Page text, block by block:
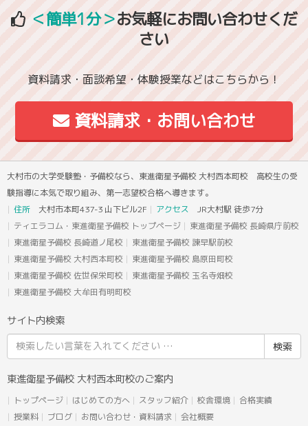
＜簡単1分＞お気軽にお問い合わせくだ
さい
資料請求・面談希望・体験授業などはこちらから！
資料請求・お問い合わせ
大村市の大学受験塾・予備校なら、東進衛星予備校 大村西本町校 高校生の受
験指導に本気で取り組み、第一志望校合格へ導きます。
住所 大村市本町437-3 山下ビル2F アクセス JR大村駅 徒歩7分
ティエラコム・東進衛星予備校 トップページ
東進衛星予備校 長崎県庁前校
東進衛星予備校 長崎道ノ尾校
東進衛星予備校 諫早駅前校
東進衛星予備校 大村西本町校
東進衛星予備校 島原田町校
東進衛星予備校 佐世保栄町校
東進衛星予備校 玉名寺畑校
東進衛星予備校 大牟田有明町校
サイト内検索
索
結
東進衛星予備校 大村西本町校のご案内
トップページ はじめての方へ スタッフ紹介 校舎環境
合格実績
授業料
ブログ お問い合わせ・資料請求 会社概要